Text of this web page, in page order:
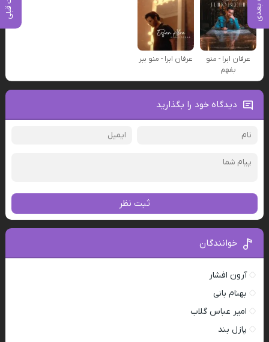
عرفان ابرا - منو
بفهم
عرفان ابرا - منو ببر
دیدگاه خود را بگذارید
ثبت نظر
خوانندگان
آرون افشار
بهنام بانی
امیر عباس گلاب
پازل بند